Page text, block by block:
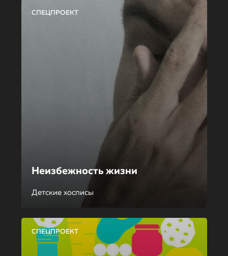
СПЕЦПРОЕКТ
Неизбежность жизни
Детские хосписы
СПЕЦПРОЕКТ